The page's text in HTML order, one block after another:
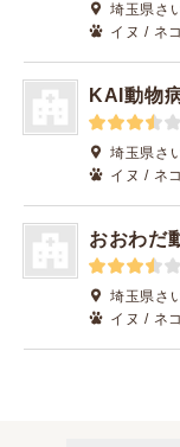
埼玉県さ
イヌ / ネコ
KAI動物
埼玉県さ
イヌ / ネコ
おおわだ
埼玉県さ
イヌ / ネ